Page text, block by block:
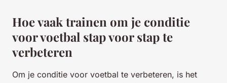
Hoe vaak trainen om je conditie
voor voetbal stap voor stap te
verbeteren
Om je conditie voor voetbal te verbeteren, is het